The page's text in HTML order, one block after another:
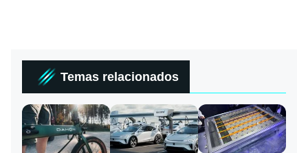
Temas relacionados